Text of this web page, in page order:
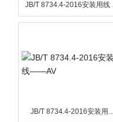
联系我们
JB/T 8734.4-2016安装用线 AV
R-90
JB/T 8734.4-2016安装用线